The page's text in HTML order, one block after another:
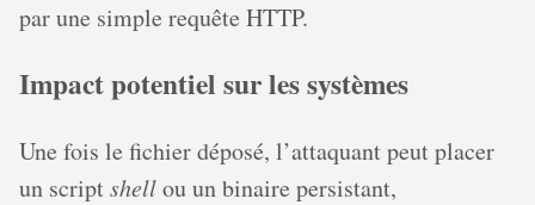
par une simple requête HTTP.
Impact potentiel sur les systèmes
Une fois le fichier déposé, l’attaquant peut placer
un scriptshellou un binaire persistant,